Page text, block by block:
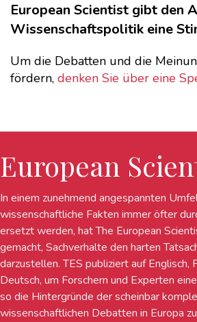
European Scientist gibt den
Wissenschaftspolitik eine
Um die Debatten und die
fördern, denken Sie über eine
European
In einem zunehmend angespannten
wissenschaftliche Fakten immer öfter
ersetzt werden, hat The European
gemacht, Sachverhalte den harten
darzustellen. TES publiziert auf Englisch,
Deutsch, um Forschern und Experten
so die Hintergründe der scheinbar
wissenschaftlichen Debatten in Europa